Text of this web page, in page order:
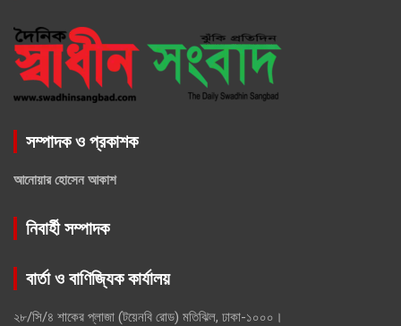
সম্পাদক ও প্রকাশক
আনোয়ার হোসেন আকাশ
নিবার্হী সম্পাদক
বার্তা ও বাণিজ্যিক কার্যালয়
২৮/সি/৪ শাকের প্লাজা (টয়েনবি রোড) মতিঝিল, ঢাকা-১০০০।